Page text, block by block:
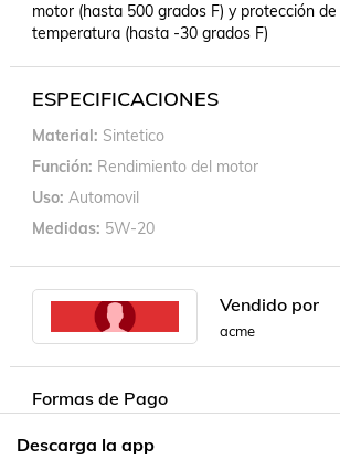
motor (hasta 500 grados F) y protección
temperatura (hasta -30 grados F)
ESPECIFICACIONES
Material Sintetico
Función Rendimiento del motor
Uso Automovil
Medidas 5W-20
Vendido por
acme
Formas de Pago
Descarga la app